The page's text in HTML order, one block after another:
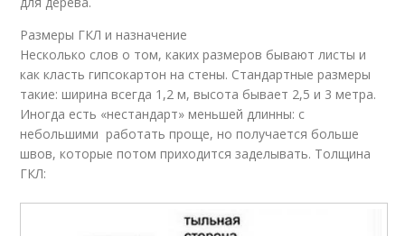
Размеры ГКЛ и назначение
Несколько слов о том, каких размеров бывают листы и
как класть гипсокартон на стены. Стандартные размеры
такие: ширина всегда 1,2 м, высота бывает 2,5 и 3 метра.
Иногда есть «нестандарт» меньшей длинны: с
небольшими работать проще, но получается больше
швов, которые потом приходится заделывать. Толщина
ГКЛ: